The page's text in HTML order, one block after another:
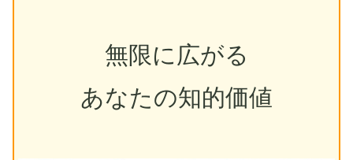
無限に広がる
あなたの知的価値